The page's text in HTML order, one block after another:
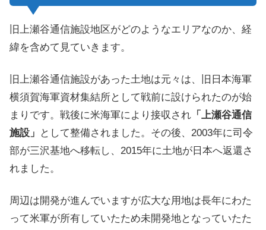
旧上瀬谷通信施設地区がどのようなエリアなのか、経
緯を含めて見ていきます。
旧上瀬谷通信施設があった土地は元々は、旧日本海軍
横須賀海軍資材集結所として戦前に設けられたのが始
まりです。戦後に米海軍により接収され 「上瀬谷通信
施設」
として整備されました。その後、2003年に司令
部が三沢基地へ移転し、2015年に土地が日本へ返還さ
れました。
周辺は開発が進んでいますが広大な用地は長年にわた
って米軍が所有していたため未開発地となっていたた